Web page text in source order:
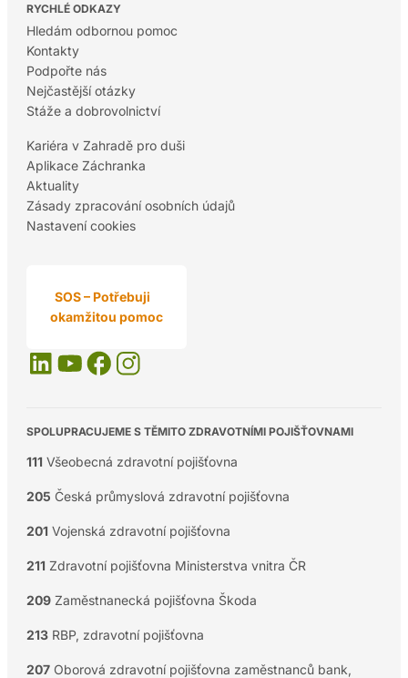
RYCHLÉ ODKAZY
Hledám odbornou pomoc
Kontakty
Podpořte nás
Nejčastější otázky
Stáže a dobrovolnictví
Kariéra v Zahradě pro duši
Aplikace Záchranka
Aktuality
Zásady zpracování osobních údajů
Nastavení cookies
SOS – Potřebuji
okamžitou pomoc
SPOLUPRACUJEME S TĚMITO ZDRAVOTNÍMI POJIŠŤOVNAMI
111 Všeobecná zdravotní pojišťovna
205 Česká průmyslová zdravotní pojišťovna
201 Vojenská zdravotní pojišťovna
211 Zdravotní pojišťovna Ministerstva vnitra ČR
209Zaměstnanecká pojišťovna Škoda
213RBP, zdravotní pojišťovna
207Oborová zdravotní pojišťovna zaměstnanců bank,